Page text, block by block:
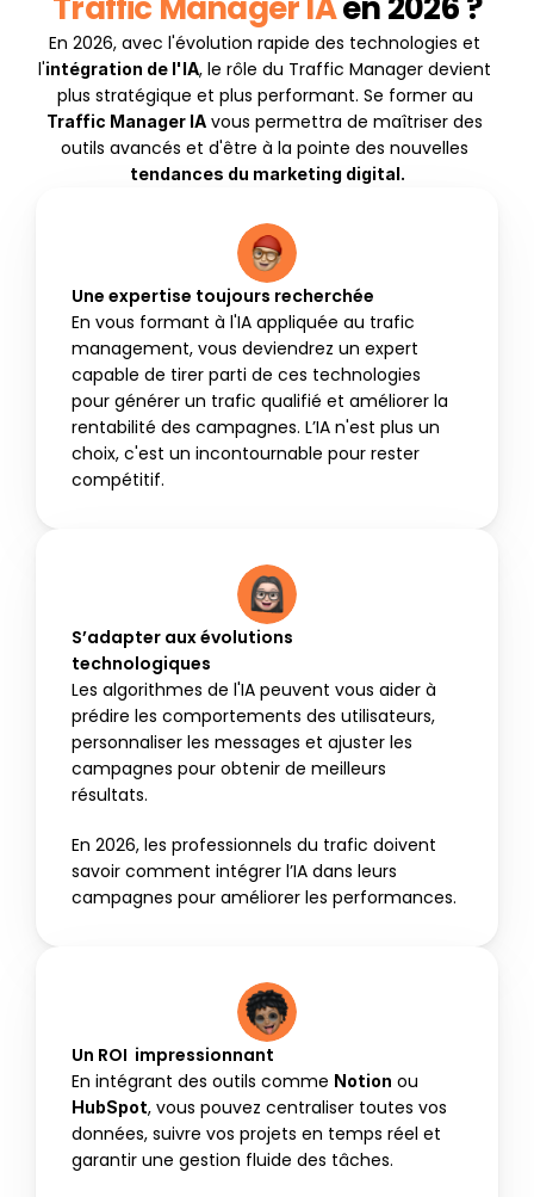
En 2026, avec l'évolution rapide des technologies et
l'intégration de l'IA, le rôle du Traffic Manager devient
Traffic Manager IA vous permettra de maîtriser des
tendances du marketing digital.
Une expertise toujours recherchée
En vous formant à l'IA appliquée au trafic
management, vous deviendrez un expert
capable de tirer parti de ces technologies
pour générer un trafic qualifié et améliorer la
rentabilité des campagnes. L’IA n'est plus un
choix, c'est un incontournable pour rester
compétitif.
S’adapter aux évolutions
technologiques
Les algorithmes de l'IA peuvent vous aider à
prédire les comportements des utilisateurs,
personnaliser les messages et ajuster les
campagnes pour obtenir de meilleurs
résultats.
En 2026, les professionnels du trafic doivent
savoir comment intégrer l’IA dans leurs
campagnes pour améliorer les performances.
Un ROI  impressionnant
En intégrant des outils comme Notion
HubSpot, vous pouvez centraliser toutes vos
données, suivre vos projets en temps réel et
garantir une gestion fluide des tâches.